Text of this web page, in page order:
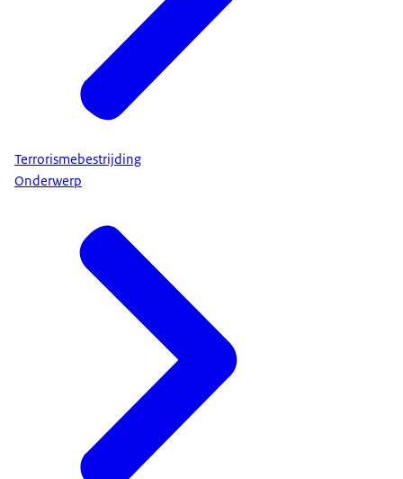
Terrorismebestrijding
Onderwerp